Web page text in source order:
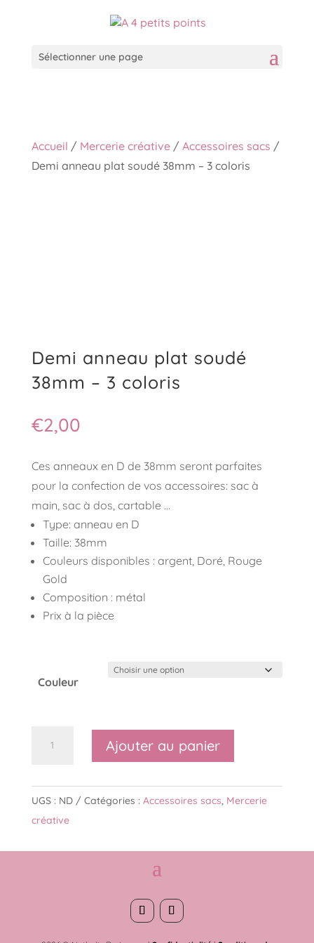
Sélectionner une page
Accueil / Mercerie créative/ Accessoires sacs /
Demi anneau plat soudé 38mm – 3 coloris
Demi anneau plat soudé
38mm – 3 coloris
€2,00
Ces anneaux en D de 38mm seront parfaites
pour la confection de vos accessoires: sac à
main, sac à dos, cartable …
Type: anneau en D
Taille: 38mm
Couleurs disponibles : argent, Doré, Rouge
Gold
Composition : métal
Prix à la pièce
Couleur
anneau
plat
38mm
Ajouter au panier
UGS : ND Catégories : Accessoires sacs, Mercerie
créative